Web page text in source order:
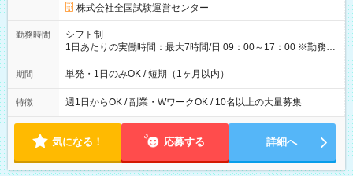
円の場合あり ・国家試験 7:00～13:30（休憩なし） 時給1,300
円（役割手当＋100円）×6時間＝日収8,400円＋交通費 【試用期
間】試用期間なし
株式会社全国試験運営センター
勤務時間
シフト制
1日あたりの実働時間：最大7時間/日 09：00～17：00 ※勤務時
間は 試験により異なります。
期間 単発・1日のみOK / 短期（1ヶ月以内）
特徴 週1日からOK / 副業・WワークOK / 10名以上の大量募集
気になる！ 応募する 詳細へ